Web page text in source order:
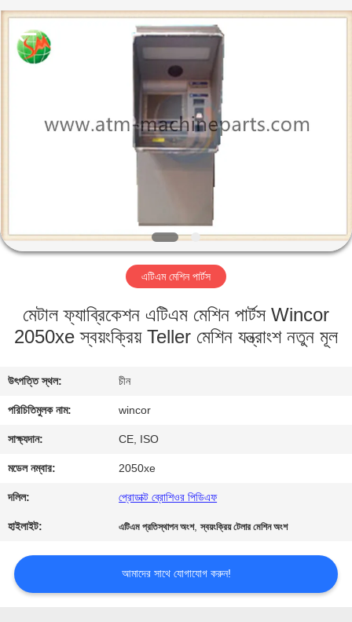
কারখানা
মান
যোগাযোগ
করুন
খবর
জন্য
আবেদন
International
Co.,Ltd..
Rights
Reserved.
এটিএম মেশিন পার্টস
মেটাল ফ্যাব্রিকেশন এটিএম মেশিন পার্টস Wincor
2050xe স্বয়ংক্রিয় Teller মেশিন যন্ত্রাংশ নতুন মূল
উৎপত্তি স্থল: চীন
পরিচিতিমুলক নাম: wincor
সাক্ষ্যদান: CE, ISO
মডেল নম্বার: 2050xe
দলিল: প্রোডাক্ট ব্রোশিওর পিডিএফ
হাইলাইট: এটিএম প্রতিস্থাপন অংশ,স্বয়ংক্রিয় টেলার মেশিন অংশ
আমাদের সাথে যোগাযোগ করুন!